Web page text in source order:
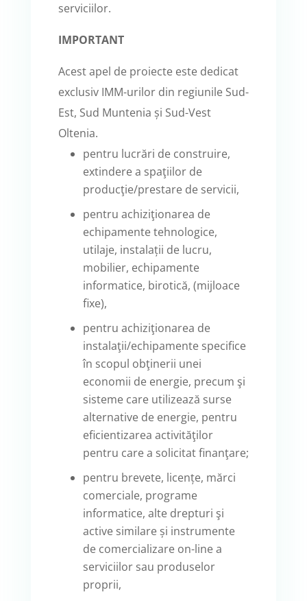
serviciilor.
IMPORTANT
Acest apel de proiecte este dedicat
exclusiv IMM-urilor din regiunile Sud-
Est, Sud Muntenia și Sud-Vest
Oltenia.
pentru lucrări de construire,
extindere a spaţiilor de
producţie/prestare de servicii,
pentru achiziţionarea de
echipamente tehnologice,
utilaje, instalații de lucru,
mobilier, echipamente
informatice, birotică, (mijloace
fixe),
pentru achiziţionarea de
instalaţii/echipamente specifice
în scopul obţinerii unei
economii de energie, precum şi
sisteme care utilizează surse
alternative de energie, pentru
eficientizarea activităţilor
pentru care a solicitat finanţare;
pentru brevete, licențe, mărci
comerciale, programe
informatice, alte drepturi şi
active similare și instrumente
de comercializare on-line a
serviciilor sau produselor
proprii,